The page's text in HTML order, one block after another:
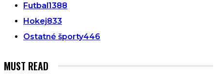
Futbal1388
Hokej833
Ostatné športy446
MUST READ